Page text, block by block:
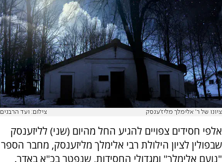
ציונו של ר' אלימלך מליז'ענסק צילום: ועד הרבנים
אלפי חסידים צפויים להגיע החל מהיום (שני) לליזענסק
שבפולין לציון הילולת רבי אלימלך מליזענסק, מחבר הספר
"נועם אלימלך" ומגדולי החסידות, שנפטר בכ"א באדר.